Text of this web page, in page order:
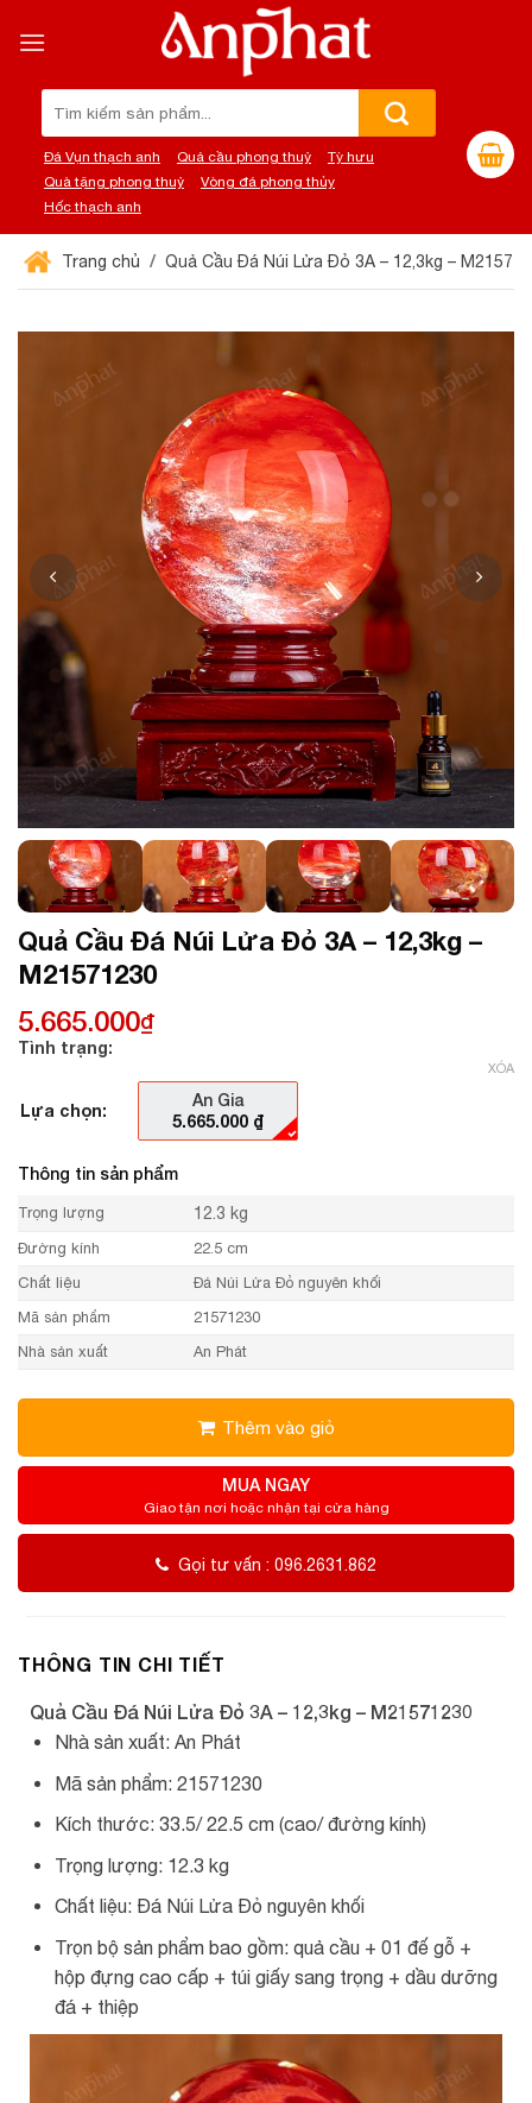
đến
Đá Vụn thạch anh Quả cầu phong thuỷ
Tỳ hưu
Quà tặng phong thuỷ
Vòng đá phong thủy
Hốc thạch anh
Trang chủ Quả Cầu Đá Núi Lửa Đỏ 3A – 12,3kg –
Quả Cầu Đá Núi Lửa Đỏ 3A – 12,3kg –
M21571230
5.665.000₫
Tình trạng:
Lựa chọn:
An Gia
5.665.000 ₫
XÓA
Thông tin sản phẩm
Trọng lượng 12.3 kg
Đường kính
22.5 cm
Chất liệu
Đá Núi Lửa Đỏ nguyên khối
Mã sản phẩm
21571230
Nhà sản xuất
An Phát
Thêm vào giỏ
MUA NGAY
Giao tận nơi hoặc nhận tại cửa hàng
Gọi tư vấn : 096.2631.862
THÔNG TIN CHI TIẾT
Quả Cầu Đá Núi Lửa Đỏ 3A – 12,3kg – M21571230
Nhà sản xuất: An Phát
Mã sản phẩm: 21571230
Kích thước: 33.5/ 22.5 cm (cao/ đường kính)
Trọng lượng: 12.3 kg
Chất liệu: Đá Núi Lửa Đỏ nguyên khối
Trọn bộ sản phẩm bao gồm: quả cầu + 01 đế gỗ +
hộp đựng cao cấp + túi giấy sang trọng + dầu dưỡng
đá + thiệp